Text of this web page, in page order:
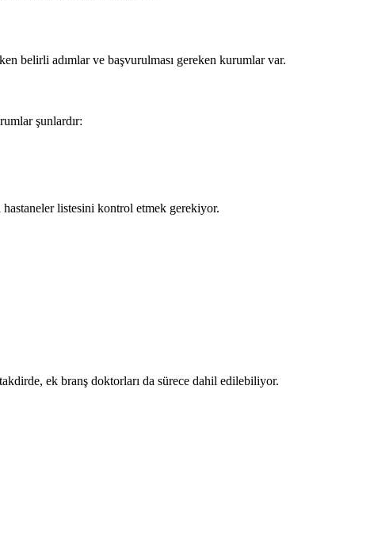
belirli adımlar ve başvurulması gereken kurumlar var.
şunlardır:
hastaneler listesini kontrol etmek gerekiyor.
ek branş doktorları da sürece dahil edilebiliyor.